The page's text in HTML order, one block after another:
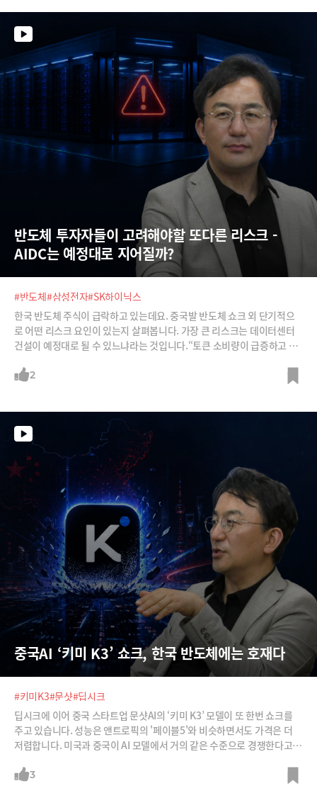
반도체 투자자들이 고려해야할 또다른 리스크 -
AIDC는 예정대로 지어질까?
#반도체#삼성전자#SK하이닉스
한국 반도체 주식이 급락하고 있는데요. 중국발 반도체 쇼크 외 단기적으
로 어떤 리스크 요인이 있는지 살펴봅니다. 가장 큰 리스크는 데이터센터
건설이 예정대로 될 수 있느냐라는 것입니다.“토큰 소비량이 급증하고 있
걱정할 게 많다고 보고 있어요. 지금 미국에서 데이터센터 인허가 받은 게
국의 건설회사, 건설인력이 그렇게 많지가 않습니다. 또 하나는 미국에서
데이터센터 건설 반대 시위가 전국적인데, 정치병목입니다. 이걸 쉽게 보
시면 안 됩니다.”
2
중국AI ‘키미 K3’ 쇼크, 한국 반도체에는 호재다
#키미K3#문샷#딥시크
딥시크에 이어 중국 스타트업 문샷AI의 ‘키미 K3’ 모델이 또 한번 쇼크를
주고 있습니다. 성능은 앤트로픽의 '페이블5'와 비슷하면서도 가격은 더
저렴합니다. 미국과 중국이 AI 모델에서 거의 같은 수준으로 경쟁한다고
많이 도입할 거란 전망입니다. 향후 앤트로픽, 오픈AI 등 모델 성능에 집중
3